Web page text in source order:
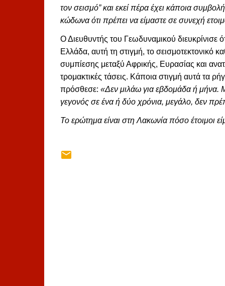
τον σεισμό” και εκεί πέρα έχει κάποια
κώδωνα ότι πρέπει να είμαστε σε συνεχή
Ο Διευθυντής του Γεωδυναμικού διευκρίνισε
Ελλάδα, αυτή τη στιγμή, το σεισμοτεκτονικό
συμπίεσης μεταξύ Αφρικής, Ευρασίας και
τρομακτικές τάσεις. Κάποια στιγμή αυτά τα
πρόσθεσε: «Δεν μιλάω για εβδομάδα ή μήνα.
γεγονός σε ένα ή δύο χρόνια, μεγάλο, δεν
Το ερώτημα είναι στη Λακωνία πόσο έτοιμοι